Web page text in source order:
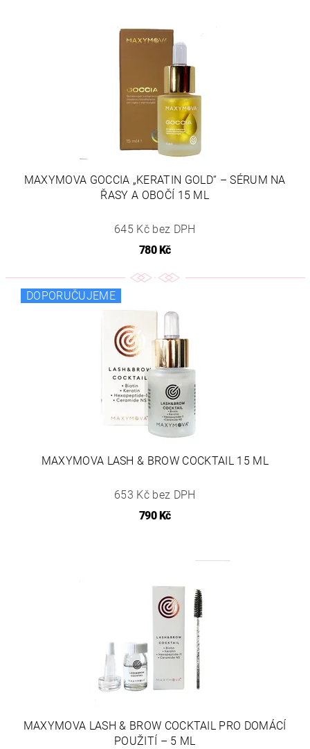
MAXYMOVA GOCCIA „KERATIN GOLD“ – SÉRUM NA
ŘASY A OBOČÍ 15 ML
645 Kč bez DPH
780 Kč
DOPORUČUJEME
MAXYMOVA LASH & BROW COCKTAIL 15 ML
653 Kč bez DPH
790 Kč
MAXYMOVA LASH & BROW COCKTAIL PRO DOMÁCÍ
POUŽITÍ – 5 ML